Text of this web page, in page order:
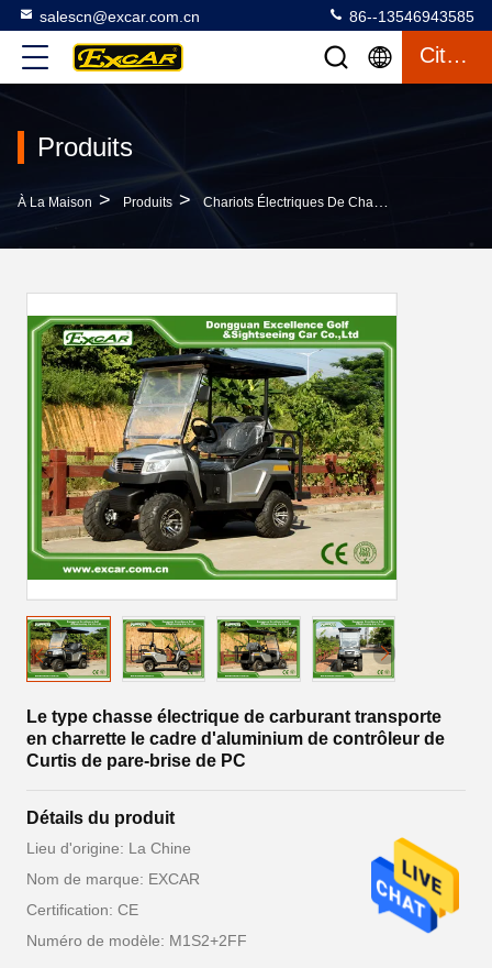
salescn@excar.com.cn 86--13546943585
Citation
Produits
À La Maison > Produits > Chariots Électriques De Chasse
Le type chasse électrique de carburant transporte
en charrette le cadre d'aluminium de contrôleur de
Curtis de pare-brise de PC
Détails du produit
Lieu d'origine: La Chine
Nom de marque: EXCAR
Certification: CE
Numéro de modèle: M1S2+2FF